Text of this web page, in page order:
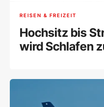
REISEN & FREIZEIT
Hochsitz bis
wird Schlafen